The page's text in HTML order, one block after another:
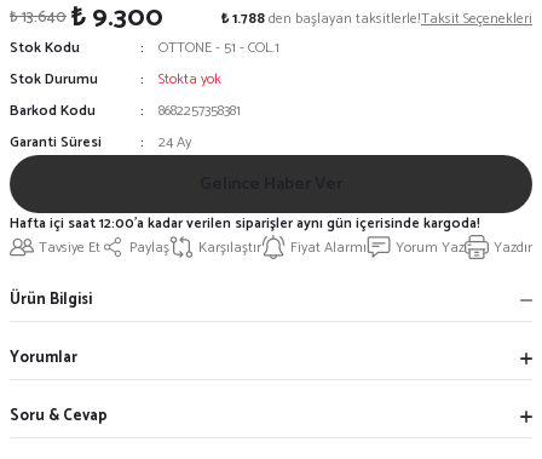
₺ 13.640₺ 9.300 ₺ 1.788den başlayan taksitlerle!Taksit Seçenekleri
Stok Kodu
OTTONE - 51 - COL.1
Stok Durumu
Stokta yok
Barkod Kodu
8682257358381
Garanti Süresi
24 Ay
Tavsiye Et Paylaş Karşılaştır Fiyat Alarmı Yorum Yaz Yazdır
Hafta içi saat 12:00'a kadar verilen siparişler aynı gün içerisinde kargoda!
Ürün Bilgisi
Yorumlar
Soru & Cevap